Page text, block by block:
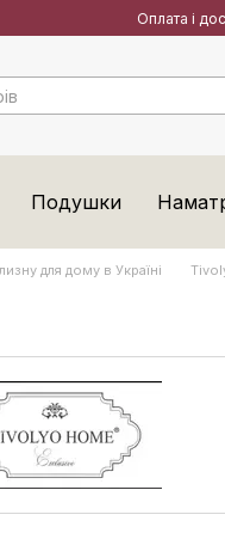
Оплата і
Подушки
для дому в Україні